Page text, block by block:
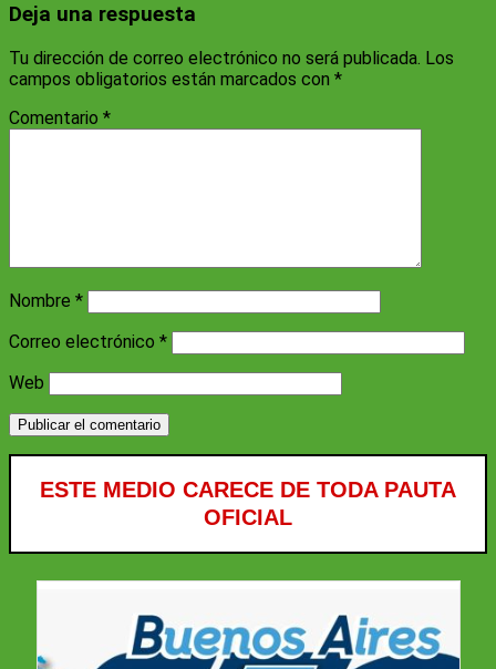
Deja una respuesta
Tu dirección de correo electrónico no será publicada. Los
campos obligatorios están marcados con *
Comentario *
Nombre *
Correo electrónico *
Web
ESTE MEDIO CARECE DE TODA PAUTA
OFICIAL